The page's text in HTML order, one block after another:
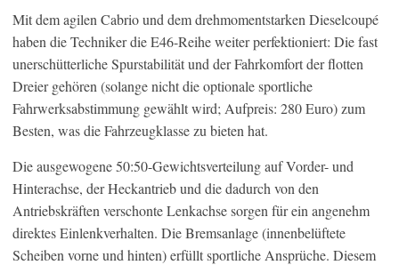
Mit dem agilen Cabrio und dem drehmomentstarken Dieselcoupé
haben die Techniker die E46-Reihe weiter perfektioniert: Die fast
unerschütterliche Spurstabilität und der Fahrkomfort der flotten
Dreier gehören (solange nicht die optionale sportliche
Fahrwerksabstimmung gewählt wird; Aufpreis: 280 Euro) zum
Besten, was die Fahrzeugklasse zu bieten hat.
Die ausgewogene 50:50-Gewichtsverteilung auf Vorder- und
Hinterachse, der Heckantrieb und die dadurch von den
Antriebskräften verschonte Lenkachse sorgen für ein angenehm
direktes Einlenkverhalten. Die Bremsanlage (innenbelüftete
Scheiben vorne und hinten) erfüllt sportliche Ansprüche. Diesem